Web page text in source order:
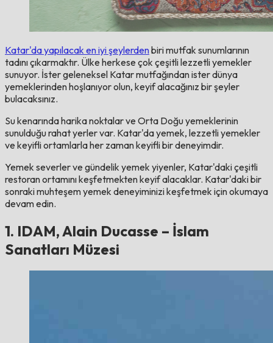
Katar'da yapılacak en iyi şeylerdenbiri mutfak sunumlarının
tadını çıkarmaktır. Ülke herkese çok çeşitli lezzetli yemekler
sunuyor. İster geleneksel Katar mutfağından ister dünya
yemeklerinden hoşlanıyor olun, keyif alacağınız bir şeyler
bulacaksınız.
Su kenarında harika noktalar ve Orta Doğu yemeklerinin
sunulduğu rahat yerler var. Katar'da yemek, lezzetli yemekler
ve keyifli ortamlarla her zaman keyifli bir deneyimdir.
Yemek severler ve gündelik yemek yiyenler, Katar'daki çeşitli
restoran ortamını keşfetmekten keyif alacaklar. Katar'daki bir
sonraki muhteşem yemek deneyiminizi keşfetmek için okumaya
devam edin.
1. IDAM, Alain Ducasse – İslam
Sanatları Müzesi